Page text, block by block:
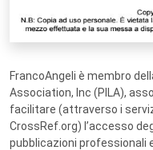
FrancoAngeli è membro
Association, Inc (PILA),
facilitare (attraverso i
CrossRef.org) l’accesso
pubblicazioni professionali